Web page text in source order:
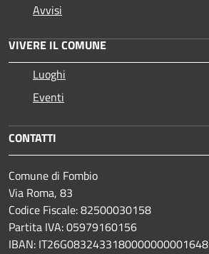
Avvisi
VIVERE IL COMUNE
Luoghi
Eventi
CONTATTI
Comune di Fombio
Via Roma, 83
Codice Fiscale: 82500030158
Partita IVA: 05979160156
IBAN: IT26G0832433180000000001648